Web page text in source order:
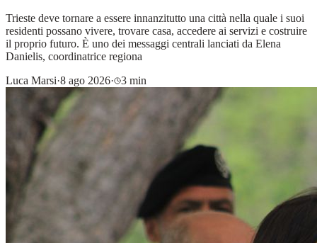
Trieste deve tornare a essere innanzitutto una città nella quale i suoi
residenti possano vivere, trovare casa, accedere ai servizi e costruire
il proprio futuro. È uno dei messaggi centrali lanciati da Elena
Danielis, coordinatrice regiona
Luca Marsi·8 ago 2026· 3 min